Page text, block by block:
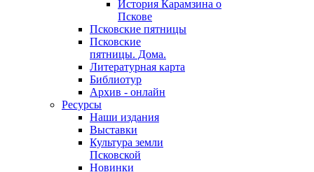
История Карамзина о
Пскове
Псковские пятницы
Псковские
пятницы. Дома.
Литературная карта
Библиотур
Архив - онлайн
Ресурсы
Наши издания
Выставки
Культура земли
Псковской
Новинки